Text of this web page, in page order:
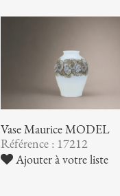
Vase Maurice MODEL
Référence : 17212
Ajouter à votre liste